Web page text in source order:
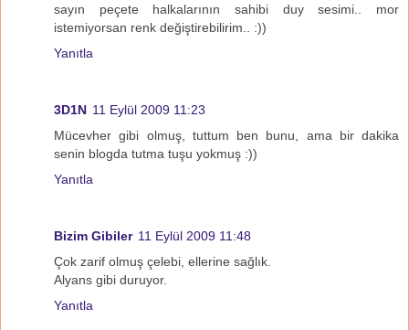
sayın peçete halkalarının sahibi duy sesimi.. mor
istemiyorsan renk değiştirebilirim.. :))
Yanıtla
3D1N 11 Eylül 2009 11:23
Mücevher gibi olmuş, tuttum ben bunu, ama bir dakika
senin blogda tutma tuşu yokmuş :))
Yanıtla
Bizim Gibiler 11 Eylül 2009 11:48
Çok zarif olmuş çelebi, ellerine sağlık.
Alyans gibi duruyor.
Yanıtla